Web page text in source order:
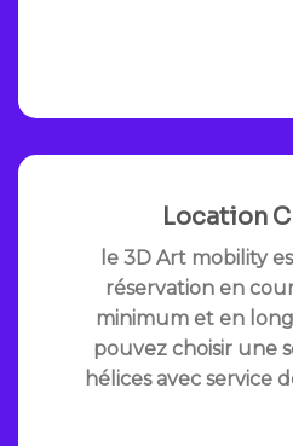
Location
le 3D Art mobility
réservation en
minimum et en
pouvez choisir une
hélices avec service